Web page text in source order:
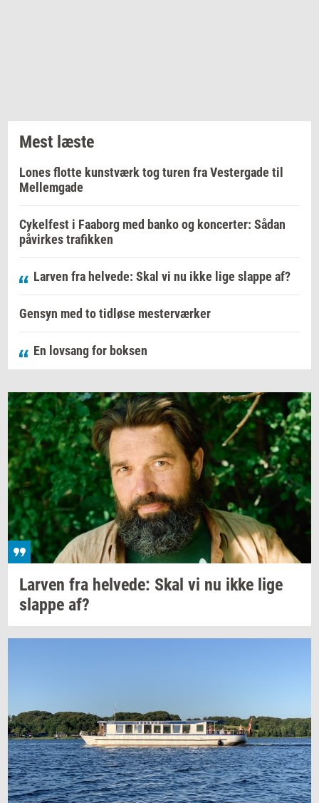
Mest læste
Lones flotte kunstværk tog turen fra Vestergade til
Mellemgade
Cykelfest i Faaborg med banko og koncerter: Sådan
påvirkes trafikken
Larven fra helvede: Skal vi nu ikke lige slappe af?
Gensyn med to tidløse mesterværker
En lovsang for boksen
Lar­ven fra hel­ve­de: Skal vi nu ikke lige
slap­pe af?